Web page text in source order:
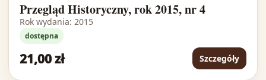
Przegląd Historyczny, rok 2015, nr 4
Rok wydania: 2015
dostępna
21,00 zł Szczegóły